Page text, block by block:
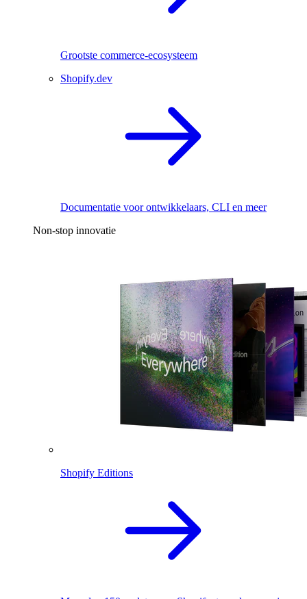
Grootste commerce-ecosysteem
Shopify.dev
Documentatie voor ontwikkelaars, CLI en meer
Non-stop innovatie
Shopify Editions